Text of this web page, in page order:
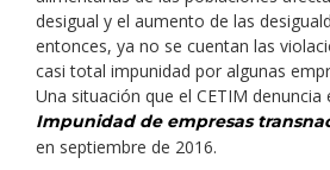
desigual y el aumento de las
entonces, ya no se cuentan las
casi total impunidad por algunas
Una situación que el CETIM denuncia
Impunidad de empresas
en septiembre de 2016.